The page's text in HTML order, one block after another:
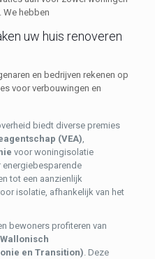
We hebben
uw huis renoveren
en bedrijven rekenen op
voor verbouwingen en
biedt diverse premies
(VEA),
voor woningisolatie
tot een aanzienlijk
isolatie, afhankelijk van het
bewoners profiteren van
Wallonisch
en Transition). Deze